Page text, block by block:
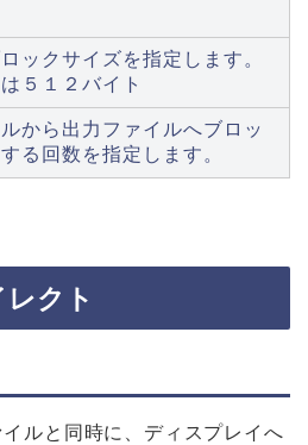
ックサイズを指定します。
５１２バイト
から出力ファイルへブロッ
る回数を指定します。
クト
ルと同時に、ディスプレイへ